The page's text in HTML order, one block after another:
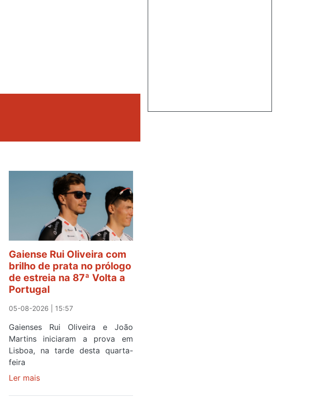
Gaiense Rui Oliveira com
brilho de prata no prólogo
de estreia na 87ª Volta a
Portugal
05-08-2026 | 15:57
Gaienses Rui Oliveira e João
Martins iniciaram a prova em
Lisboa, na tarde desta quarta-
feira
Ler maissobre